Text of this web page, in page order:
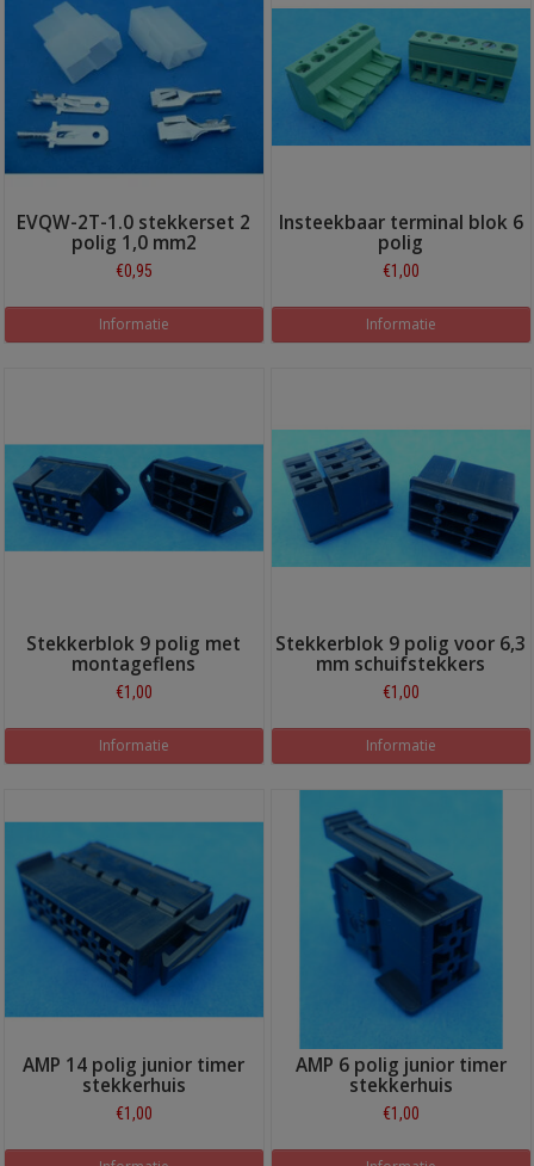
EVQW-2T-1.0 stekkerset 2
polig 1,0 mm2
€0,95
Informatie
Insteekbaar terminal blok 6
polig
€1,00
Informatie
Stekkerblok 9 polig met
montageflens
€1,00
Informatie
Stekkerblok 9 polig voor 6,3
mm schuifstekkers
€1,00
Informatie
AMP 14 polig junior timer
stekkerhuis
€1,00
AMP 6 polig junior timer
stekkerhuis
€1,00